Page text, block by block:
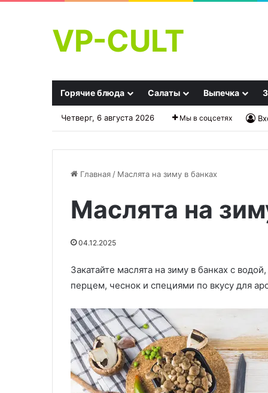
VP-CULT
Горячие блюда Салаты Выпечка
Четверг, 6 августа 2026 Мы в соцсетях
Главная / Маслята на зиму в банках
Маслята на
04.12.2025
Закатайте маслята на зиму в банках с
перцем, чеснок и специями по вкусу для
Котлеты
из
капусты
07.12.2025